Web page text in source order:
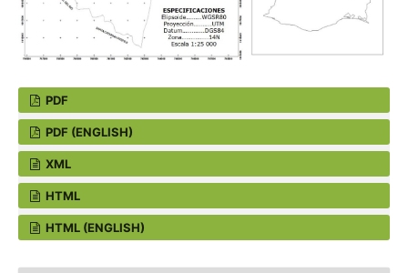
PDF
PDF (ENGLISH)
XML
HTML
HTML (ENGLISH)